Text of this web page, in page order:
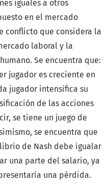
iguales a otros
en el mercado
conflicto que considera la
laboral y la
Se encuentra que:
jugador es creciente en
jugador intensifica su
de las acciones
se tiene un juego de
se encuentra que
de Nash debe igualar
una parte del salario, ya
una pérdida.